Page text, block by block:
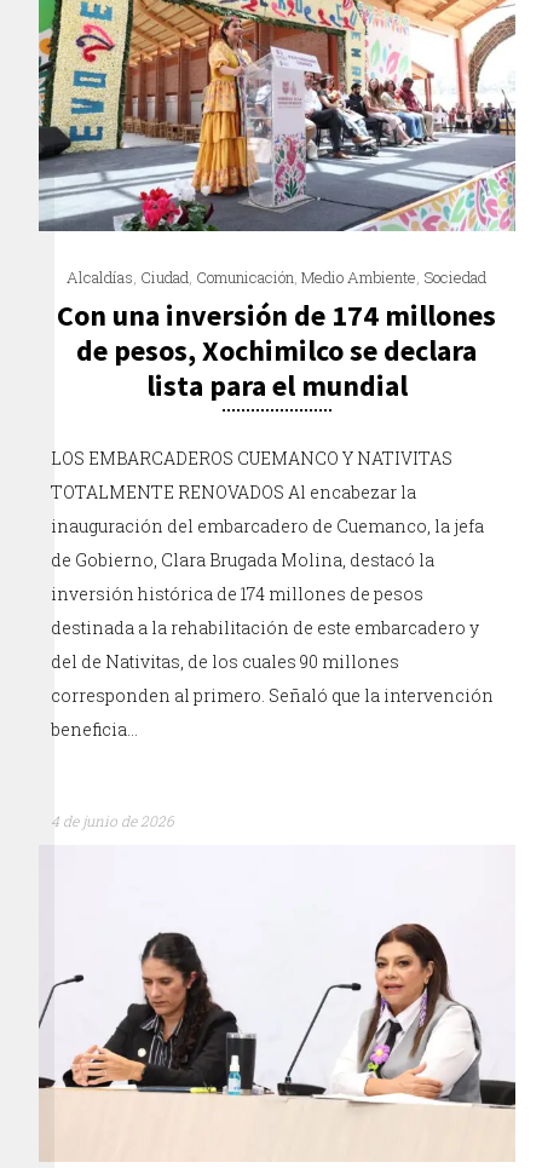
Alcaldías, Ciudad, Comunicación,Medio Ambiente, Sociedad
Con una inversión de 174 millones
de pesos, Xochimilco se declara
lista para el mundial
LOS EMBARCADEROS CUEMANCO Y NATIVITAS
TOTALMENTE RENOVADOS Al encabezar la
inauguración del embarcadero de Cuemanco, la jefa
de Gobierno, Clara Brugada Molina, destacó la
inversión histórica de 174 millones de pesos
destinada a la rehabilitación de este embarcadero y
del de Nativitas, de los cuales 90 millones
corresponden al primero. Señaló que la intervención
beneficia…
4 de junio de 2026